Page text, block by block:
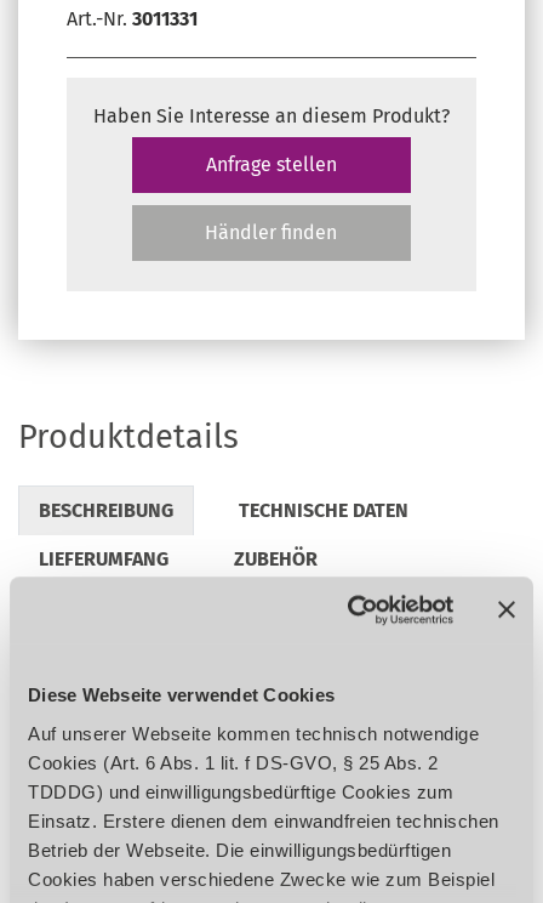
Diese Webseite verwendet Cookies
Auf unserer Webseite kommen technisch notwendige
Cookies (Art. 6 Abs. 1 lit. f DS-GVO, § 25 Abs. 2
TDDDG) und einwilligungsbedürftige Cookies zum
Einsatz. Erstere dienen dem einwandfreien technischen
Betrieb der Webseite. Die einwilligungsbedürftigen
Cookies haben verschiedene Zwecke wie zum Beispiel
Art.-Nr. 3011331
Haben Sie Interesse an diesem Produkt?
Anfrage stellen
Händler finden
Produktdetails
BESCHREIBUNG TECHNISCHE DATEN
LIEFERUMFANG ZUBEHÖR
REGULATORISCHE PRODUKTINFORMATIONEN
Sicherheitselektrik in 24 V Gleichspannung
Garantierte Rundlaufgenauigkeit ≤ 0,02
mm in der Bohrspindel gemessen
Bedienungsfreundlicher
Sicherheitsschalter nach IP 54
Bohrspindel mit Präzisionskugellagern